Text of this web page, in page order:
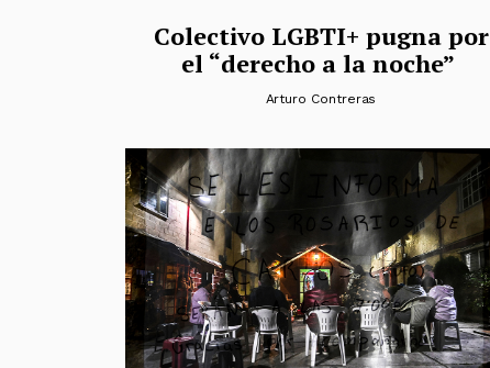
Colectivo LGBTI+ pugna por
el “derecho a la noche”
Arturo Contreras